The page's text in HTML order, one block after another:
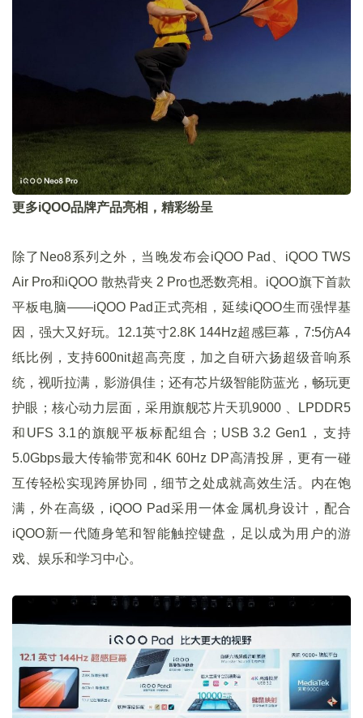
更多iQOO品牌产品亮相，精彩纷呈
除了Neo8系列之外，当晚发布会iQOO Pad、iQOO TWS
Air Pro和iQOO 散热背夹 2 Pro也悉数亮相。iQOO旗下首款
平板电脑——iQOO Pad正式亮相，延续iQOO生而强悍基
因，强大又好玩。12.1英寸2.8K 144Hz超感巨幕，7:5仿A4
纸比例，支持600nit超高亮度，加之自研六扬超级音响系
统，视听拉满，影游俱佳；还有芯片级智能防蓝光，畅玩更
护眼；核心动力层面，采用旗舰芯片天玑9000 、LPDDR5
和UFS 3.1的旗舰平板标配组合；USB 3.2 Gen1，支持
5.0Gbps最大传输带宽和4K 60Hz DP高清投屏，更有一碰
互传轻松实现跨屏协同，细节之处成就高效生活。内在饱
满，外在高级，iQOO Pad采用一体金属机身设计，配合
iQOO新一代随身笔和智能触控键盘，足以成为用户的游
戏、娱乐和学习中心。